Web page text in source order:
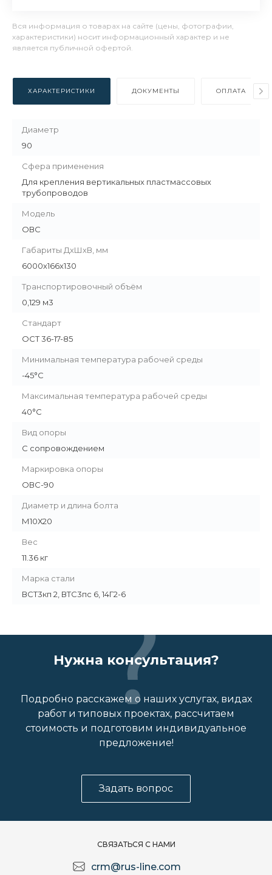
Вся информация о товарах на сайте (цены, фотографии,
характеристики) носит информационный характер и не
является публичной офертой.
ХАРАКТЕРИСТИКИ ДОКУМЕНТЫ ОПЛАТА
Диаметр
90
Сфера применения
Для крепления вертикальных пластмассовых
трубопроводов
Модель
ОВС
Габариты ДхШхВ, мм
6000х166х130
Транспортировочный объём
0,129 м3
Стандарт
ОСТ 36-17-85
Минимальная температура рабочей среды
-45°С
Максимальная температура рабочей среды
40°С
Вид опоры
С сопровождением
Маркировка опоры
ОВС-90
Диаметр и длина болта
М10Х20
Вес
11.36 кг
Марка стали
ВСТ3кп 2, ВТС3пс 6, 14Г2-6
Нужна консультация?
Подробно расскажем о наших услугах, видах
работ и типовых проектах, рассчитаем
стоимость и подготовим индивидуальное
предложение!
Задать вопрос
СВЯЗАТЬСЯ С НАМИ
crm@rus-line.com